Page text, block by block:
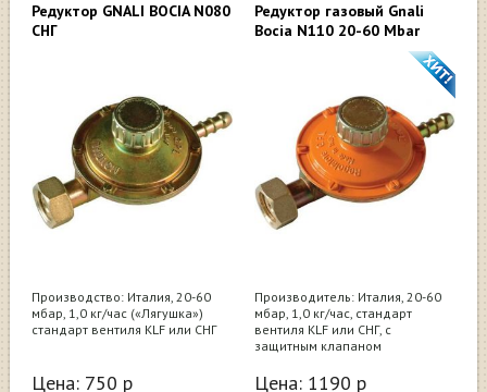
Редуктор GNALI BOCIA N080
СНГ
Производство: Италия, 20-60
мбар, 1,0 кг/час («Лягушка»)
стандарт вентиля KLF или СНГ
Цена: 750 р
Редуктор газовый Gnali
Bocia N110 20-60 Mbar
Производитель: Италия, 20-60
мбар, 1,0 кг/час, стандарт
вентиля KLF или СНГ, с
защитным клапаном
Цена: 1190 р